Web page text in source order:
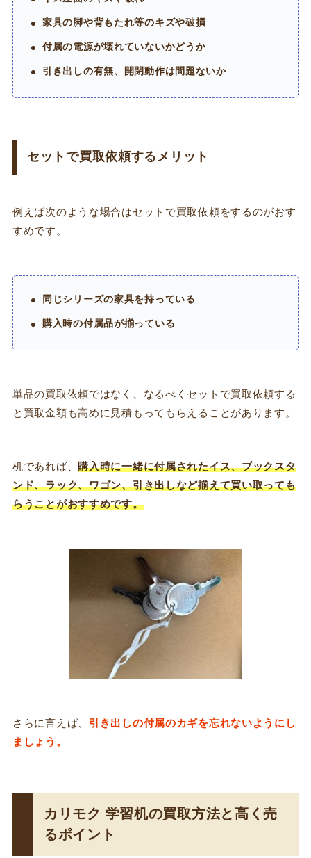
家具の脚や背もたれ等のキズや破損
付属の電源が壊れていないかどうか
引き出しの有無、開閉動作は問題ないか
セットで買取依頼するメリット
例えば次のような場合はセットで買取依頼をするのがおす
すめです。
同じシリーズの家具を持っている
購入時の付属品が揃っている
単品の買取依頼ではなく、なるべくセットで買取依頼する
と買取金額も高めに見積もってもらえることがあります。
机であれば、購入時に一緒に付属されたイス、ブックスタ
ンド、ラック、ワゴン、引き出しなど揃えて買い取っても
らうことがおすすめです。
さらに言えば、 引き出しの付属のカギを忘れないようにし
ましょう。
カリモク 学習机の買取方法と高く売
るポイント